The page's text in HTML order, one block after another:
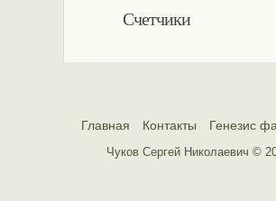
Счетчики
Главная Контакты Генезис
Чуков Сергей Николаевич ©